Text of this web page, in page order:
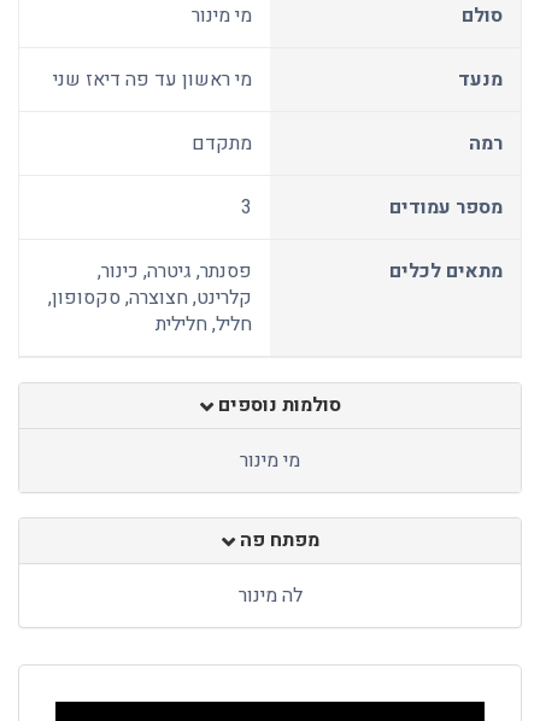
סולם מי מינור
מנעד מי ראשון עד פה דיאז שני
רמה מתקדם
מספר עמודים 3
מתאים לכלים
פסנתר, גיטרה, כינור,
קלרינט, חצוצרה, סקסופון,
חליל, חלילית
סולמות נוספים
מי מינור
מפתח פה
לה מינור